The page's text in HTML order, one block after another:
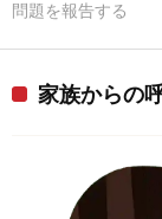
問題を報告する
家族からの